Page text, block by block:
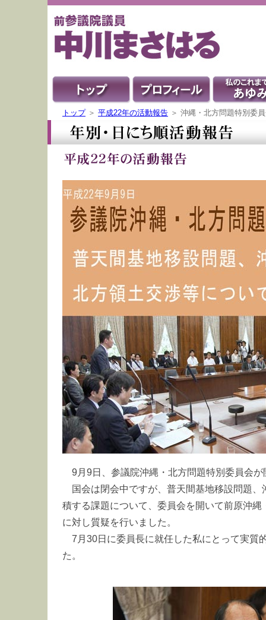
トップ＞ 平成22年の活動報告 ＞ 沖縄・北方問題特別委
9月9日、参議院沖縄・北方問題特別委員会
国会は閉会中ですが、普天間基地移設問題、
積する課題について、委員会を開いて前原沖
に対し質疑を行いました。
7月30日に委員長に就任した私にとって実質
た。